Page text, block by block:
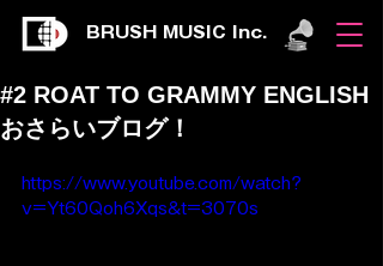
BRUSH MUSIC Inc.
#2 ROAT TO GRAMMY ENGLISH
おさらいブログ！
https://www.youtube.com/watch?
v=Yt60Qoh6Xqs&t=3070s